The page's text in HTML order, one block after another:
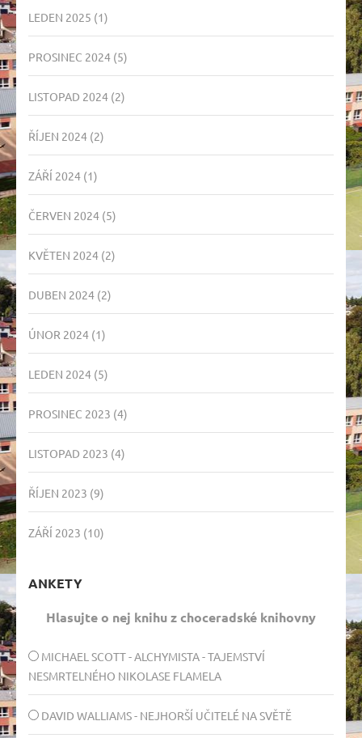
LEDEN 2025 (1)
PROSINEC 2024 (5)
LISTOPAD 2024 (2)
ŘÍJEN 2024 (2)
ZÁŘÍ 2024 (1)
ČERVEN 2024 (5)
KVĚTEN 2024 (2)
DUBEN 2024 (2)
ÚNOR 2024 (1)
LEDEN 2024 (5)
PROSINEC 2023 (4)
LISTOPAD 2023 (4)
ŘÍJEN 2023 (9)
ZÁŘÍ 2023 (10)
ANKETY
Hlasujte o nej knihu z choceradské knihovny
MICHAEL SCOTT - ALCHYMISTA - TAJEMSTVÍ
NESMRTELNÉHO NIKOLASE FLAMELA
DAVID WALLIAMS - NEJHORŠÍ UČITELÉ NA SVĚTĚ